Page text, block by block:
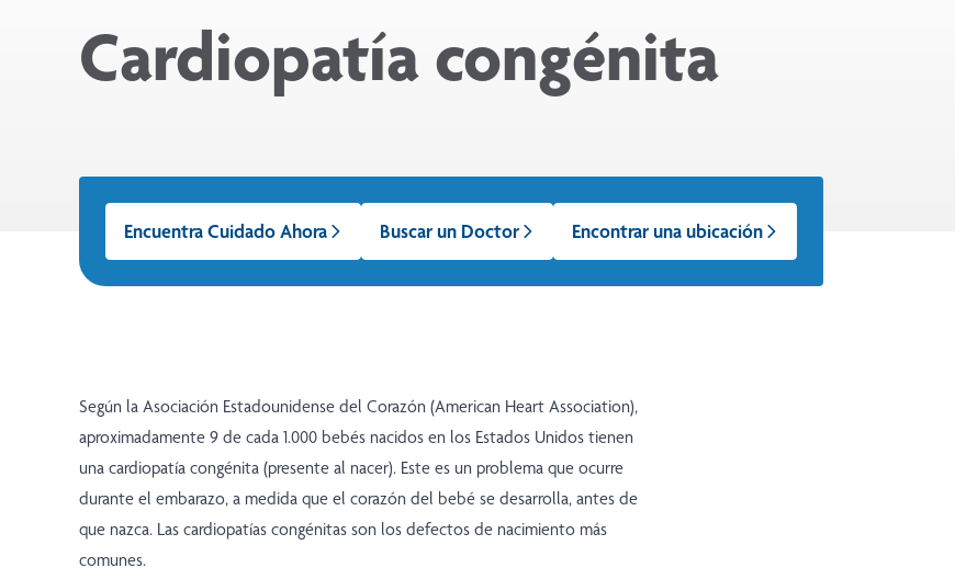
Cardiopatía congénita
Encuentra Cuidado Ahora Buscar un Doctor Encontrar una ubicación
Según la Asociación Estadounidense del Corazón (American Heart Association),
aproximadamente 9 de cada 1.000 bebés nacidos en los Estados Unidos tienen
una cardiopatía congénita (presente al nacer). Este es un problema que ocurre
durante el embarazo, a medida que el corazón del bebé se desarrolla, antes de
que nazca. Las cardiopatías congénitas son los defectos de nacimiento más
comunes.